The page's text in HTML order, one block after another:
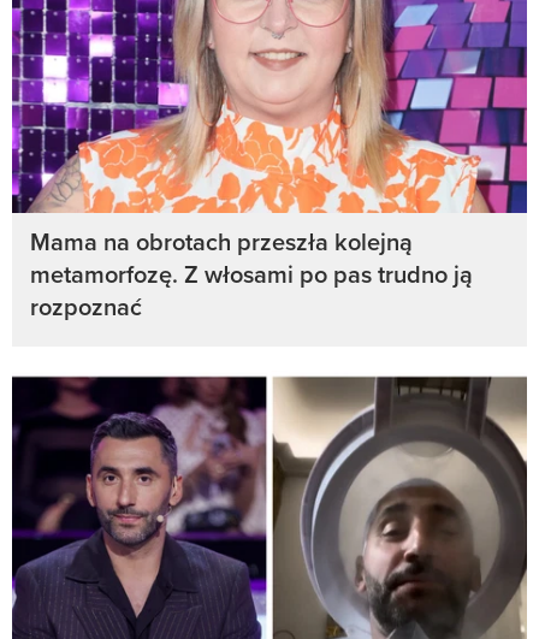
Mama na obrotach przeszła kolejną
metamorfozę. Z włosami po pas trudno ją
rozpoznać